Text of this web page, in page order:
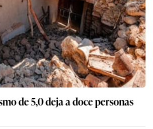
de 5,0 deja a doce personas